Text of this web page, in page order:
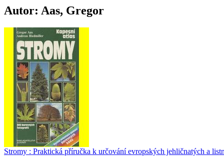
Autor: Aas, Gregor
Stromy : Praktická příručka k určování evropských jehličnatých a